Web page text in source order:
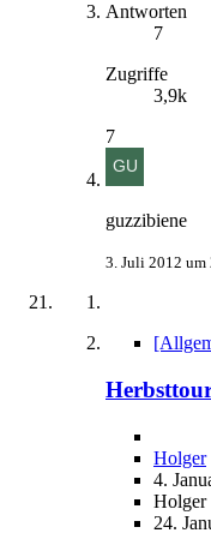
Antworten
7
Zugriffe
3,9k
7
guzzibiene
3. Juli 2012 um
Holger
4.
Holger
24.